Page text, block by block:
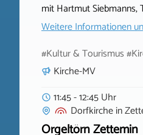
mit Hartmut Siebmanns,
Weitere Informationen
#Kultur & Tourismus
Kirche-MV
11:45 - 12:45 Uhr
Dorfkirchein
Orgeltörn Zettemin